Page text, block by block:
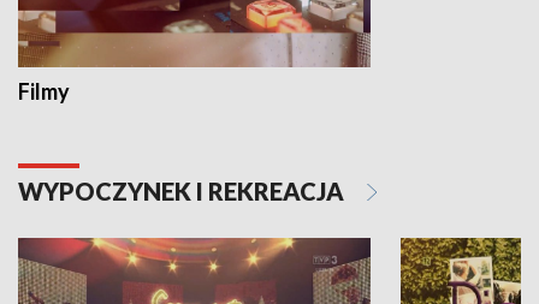
Filmy
WYPOCZYNEK I REKREACJA